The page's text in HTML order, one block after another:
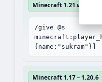
Minecraft 1.21 и выше
/give @s
{name:"sukram"}]
Minecraft 1.17 – 1.20.6